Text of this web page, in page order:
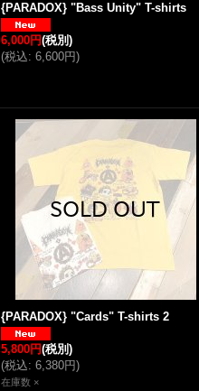
{PARADOX} "Bass Unity" T-shirts
6,000円(税別)
(税込: 6,600円)
{PARADOX} "Cards" T-shirts 2
5,800円(税別)
(税込: 6,380円)
在庫数 ×